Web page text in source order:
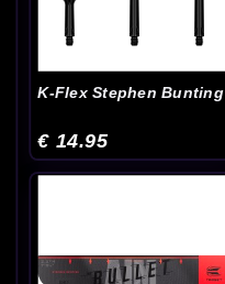
K-Flex Stephen Bunting
€ 14.95